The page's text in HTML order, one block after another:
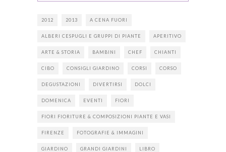
2012 2013 A CENA FUORI
ALBERI CESPUGLI E GRUPPI DI PIANTE APERITIVO
ARTE & STORIA BAMBINI CHEF CHIANTI
CIBO CONSIGLI GIARDINO CORSI CORSO
DEGUSTAZIONI DIVERTIRSI DOLCI
DOMENICA EVENTI FIORI
FIORI FIORITURE & COMPOSIZIONI PIANTE E VASI
FIRENZE FOTOGRAFIE & IMMAGINI
GIARDINO GRANDI GIARDINI LIBRO